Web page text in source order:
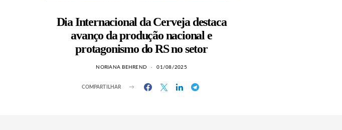
Dia Internacional da Cerveja destaca
avanço da produção nacional e
protagonismo do RS no setor
NORIANA BEHREND 01/08/2025
COMPARTILHAR